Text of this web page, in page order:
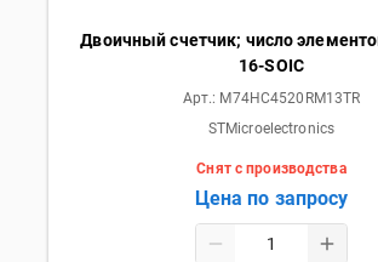
Двоичный счетчик; число
16-SOIC
Арт.: M74HC4520RM13TR
STMicroelectronics
Снят с производства
Цена по запросу